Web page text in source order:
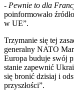
- Pewnie to dla
poinformowało
w UE”.
Trzymanie się tej
generalny NATO
Europa buduje swój
stanie zapewnić
się bronić dzisiaj i
przyszłości”.